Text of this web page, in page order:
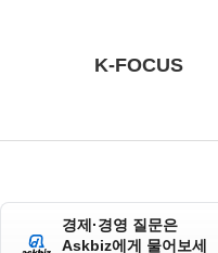
K-FOCUS
경제·경영 질문은
Askbiz에게 물어보세